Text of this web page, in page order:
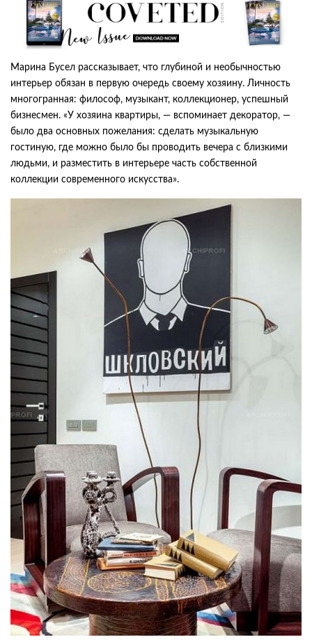
Марина Бусел рассказывает, что глубиной и необычностью
интерьер обязан в первую очередь своему хозяину. Личность
многогранная: философ, музыкант, коллекционер, успешный
бизнесмен. «У хозяина квартиры, — вспоминает декоратор, —
было два основных пожелания: сделать музыкальную
гостиную, где можно было бы проводить вечера с близкими
людьми, и разместить в интерьере часть собственной
коллекции современного искусства».